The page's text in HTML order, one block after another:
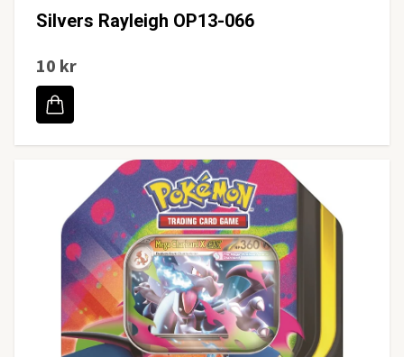
Silvers Rayleigh OP13-066
10 kr